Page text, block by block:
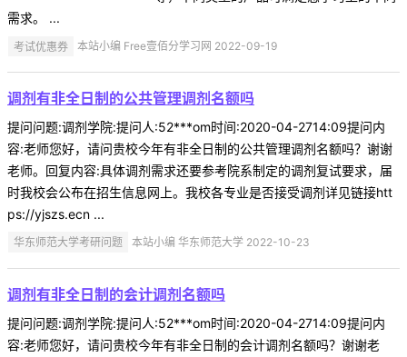
需求。 ...
考试优惠券 本站小编 Free壹佰分学习网 2022-09-19
调剂有非全日制的公共管理调剂名额吗
提问问题:调剂学院:提问人:52***om时间:2020-04-2714:09提问内
容:老师您好，请问贵校今年有非全日制的公共管理调剂名额吗？谢谢
老师。回复内容:具体调剂需求还要参考院系制定的调剂复试要求，届
时我校会公布在招生信息网上。我校各专业是否接受调剂详见链接htt
ps://yjszs.ecn ...
华东师范大学考研问题 本站小编 华东师范大学 2022-10-23
调剂有非全日制的会计调剂名额吗
提问问题:调剂学院:提问人:52***om时间:2020-04-2714:09提问内
容:老师您好，请问贵校今年有非全日制的会计调剂名额吗？谢谢老